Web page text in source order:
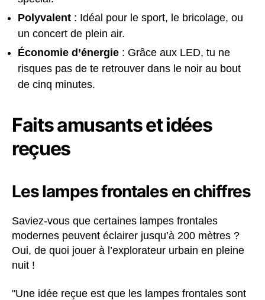
Polyvalent : Idéal pour le sport, le bricolage, ou
un concert de plein air.
Économie d’énergie : Grâce aux LED, tu ne
risques pas de te retrouver dans le noir au bout
de cinq minutes.
Faits amusants et idées
reçues
Les lampes frontales en chiffres
Saviez-vous que certaines lampes frontales
modernes peuvent éclairer jusqu’à 200 mètres ?
Oui, de quoi jouer à l’explorateur urbain en pleine
nuit !
"Une idée reçue est que les lampes frontales sont